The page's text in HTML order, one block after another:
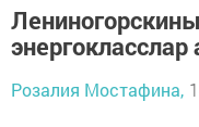
Розалия Мостафина,